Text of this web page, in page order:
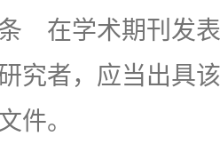
在学术期刊发
究者，应当出具
件。